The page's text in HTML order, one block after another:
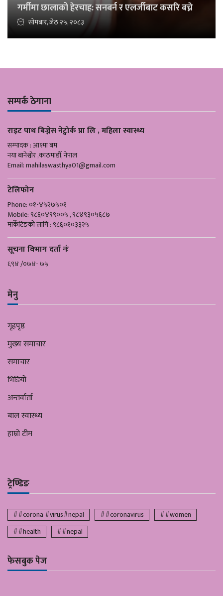
गर्मीमा छालाको हेरचाह: सनबर्न र एलर्जीबाट कसरि बच्ने
सोमबार, जेठ २५, २०८३
सम्पर्क ठेगाना
राइट पाथ बिज्नेस नेट्वोर्क प्रा लि , महिला स्वास्थ्य
सम्पादक : आश्मा बम
नया बानेश्वोर ,काठमाडौँ, नेपाल
Email:mahilaswasthya01@gmail.com
टेलिफोन
Phone: ०१-४५२७५०१
Mobile: ९८६०४९९००५ , ९८४९३०५६८७
मार्केटिङको लागि : ९८६०१०३३२५
सूचना विभाग दर्ता नंः
६९४ /०७४- ७५
मेनु
गृहपृष्ठ
मुख्य समाचार
समाचार
भिडियो
अन्तर्वार्ता
बाल स्वास्थ्य
हाम्रो टीम
ट्रेण्डिङ
##corona #virus#nepal ##coronavirus
##women
##health
##nepal
फेसबुक पेज